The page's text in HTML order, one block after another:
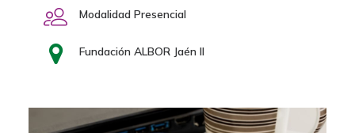
Modalidad Presencial
Fundación ALBOR Jaén II